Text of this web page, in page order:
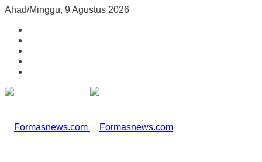
Ahad/Minggu, 9 Agustus 2026